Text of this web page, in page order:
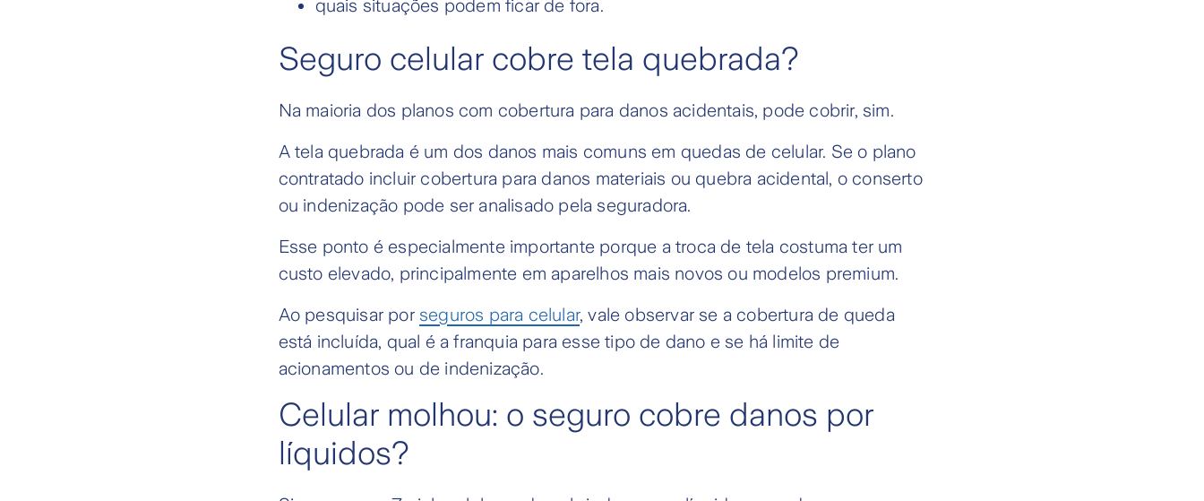
quais situações podem ficar de fora.
Seguro celular cobre tela quebrada?
Na maioria dos planos com cobertura para danos acidentais, pode cobrir, sim.
A tela quebrada é um dos danos mais comuns em quedas de celular. Se o plano
contratado incluir cobertura para danos materiais ou quebra acidental, o conserto
ou indenização pode ser analisado pela seguradora.
Esse ponto é especialmente importante porque a troca de tela costuma ter um
custo elevado, principalmente em aparelhos mais novos ou modelos premium.
Ao pesquisar por seguros para celular, vale observar se a cobertura de queda
está incluída, qual é a franquia para esse tipo de dano e se há limite de
acionamentos ou de indenização.
Celular molhou: o seguro cobre danos por
líquidos?